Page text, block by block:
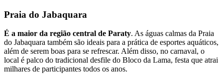
Praia do Jabaquara
É a maior da região central de Paraty. As águas calmas da Praia
do Jabaquara também são ideais para a prática de esportes aquáticos,
além de serem boas para se refrescar. Além disso, no carnaval, o
local é palco do tradicional desfile do Bloco da Lama, festa que atrai
milhares de participantes todos os anos.